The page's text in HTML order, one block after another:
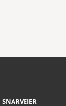
SNARVEIER